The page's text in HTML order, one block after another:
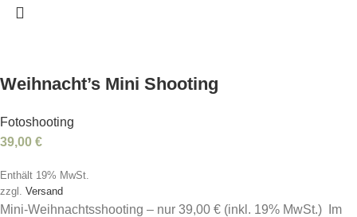
Weihnacht’s Mini Shooting
Fotoshooting
39,00 €
Enthält 19% MwSt.
zzgl. Versand
Mini-Weihnachtsshooting – nur 39,00 € (inkl. 19% MwSt.) Im